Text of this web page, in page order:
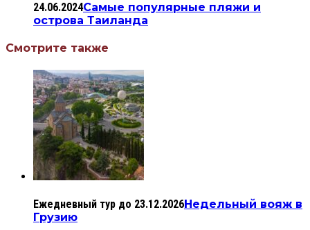
24.06.2024Самые популярные пляжи и
острова Таиланда
Смотрите также
Ежедневный тур до 23.12.2026Недельный вояж в
Грузию